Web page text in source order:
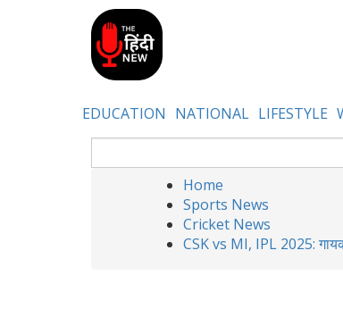
EDUCATION NATIONAL LIFESTYLE
Home
Sports News
Cricket News
CSK vs MI, IPL 2025: